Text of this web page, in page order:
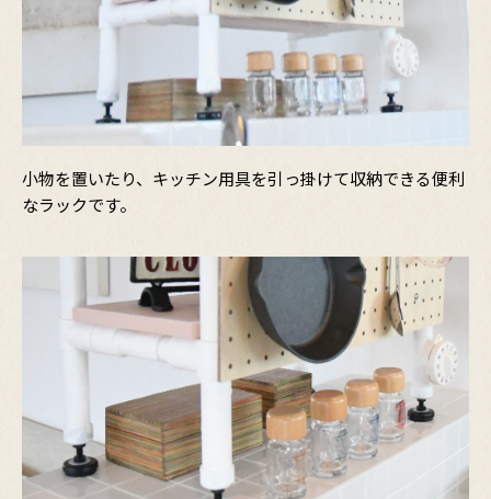
小物を置いたり、キッチン用具を引っ掛けて収納できる便利
なラックです。